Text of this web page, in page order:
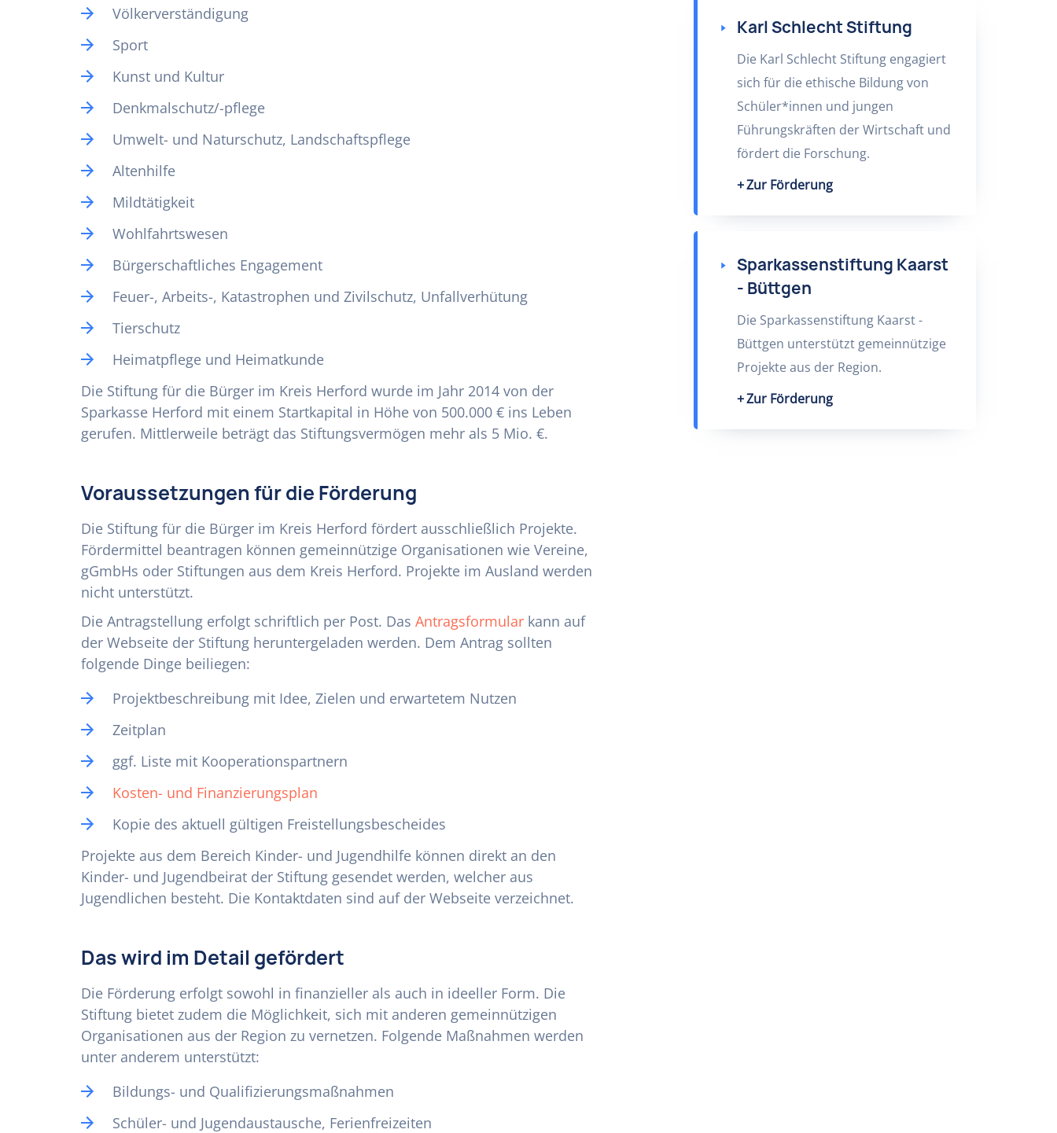
Völkerverständigung
Sport
Kunst und Kultur
Denkmalschutz/-pflege
Umwelt- und Naturschutz, Landschaftspflege
Altenhilfe
Mildtätigkeit
Wohlfahrtswesen
Bürgerschaftliches Engagement
Feuer-, Arbeits-, Katastrophen und Zivilschutz, Unfallverhütung
Tierschutz
Heimatpflege und Heimatkunde
Die Stiftung für die Bürger im Kreis Herford wurde im Jahr 2014 von der
Sparkasse Herford mit einem Startkapital in Höhe von 500.000 € ins Leben
gerufen. Mittlerweile beträgt das Stiftungsvermögen mehr als 5 Mio. €.
Voraussetzungen für die Förderung
Die Stiftung für die Bürger im Kreis Herford fördert ausschließlich Projekte.
Fördermittel beantragen können gemeinnützige Organisationen wie Vereine,
gGmbHs oder Stiftungen aus dem Kreis Herford. Projekte im Ausland werden
nicht unterstützt.
Die Antragstellung erfolgt schriftlich per Post. Das Antragsformular kann auf
der Webseite der Stiftung heruntergeladen werden. Dem Antrag sollten
folgende Dinge beiliegen:
Projektbeschreibung mit Idee, Zielen und erwartetem Nutzen
Zeitplan
ggf. Liste mit Kooperationspartnern
Kosten- und Finanzierungsplan
Kopie des aktuell gültigen Freistellungsbescheides
Projekte aus dem Bereich Kinder- und Jugendhilfe können direkt an den
Kinder- und Jugendbeirat der Stiftung gesendet werden, welcher aus
Jugendlichen besteht. Die Kontaktdaten sind auf der Webseite verzeichnet.
Das wird im Detail gefördert
Die Förderung erfolgt sowohl in finanzieller als auch in ideeller Form. Die
Stiftung bietet zudem die Möglichkeit, sich mit anderen gemeinnützigen
Organisationen aus der Region zu vernetzen. Folgende Maßnahmen werden
unter anderem unterstützt:
Bildungs- und Qualifizierungsmaßnahmen
Schüler- und Jugendaustausche, Ferienfreizeiten
Karl Schlecht Stiftung
Die Karl Schlecht Stiftung engagiert
sich für die ethische Bildung von
Schüler*innen und jungen
Führungskräften der Wirtschaft und
fördert die Forschung.
Zur Förderung
Sparkassenstiftung Kaarst
- Büttgen
Die Sparkassenstiftung Kaarst -
Büttgen unterstützt gemeinnützige
Projekte aus der Region.
Zur Förderung